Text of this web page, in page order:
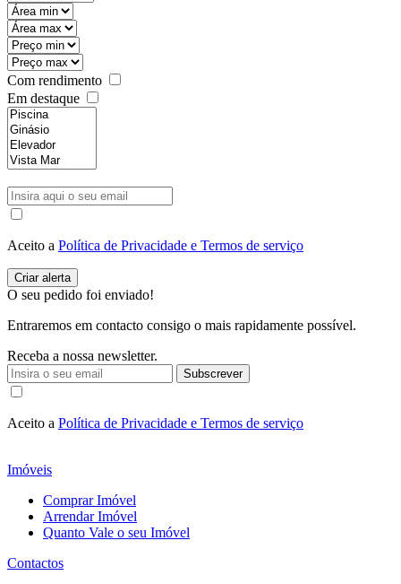
Com rendimento
Em destaque
Aceito a Política de Privacidade e Termos de serviço
O seu pedido foi enviado!
Entraremos em contacto consigo o mais rapidamente possível.
Receba a nossa newsletter.
Subscrever
Aceito a Política de Privacidade e Termos de serviço
Imóveis
Comprar Imóvel
Arrendar Imóvel
Quanto Vale o seu Imóvel
Contactos